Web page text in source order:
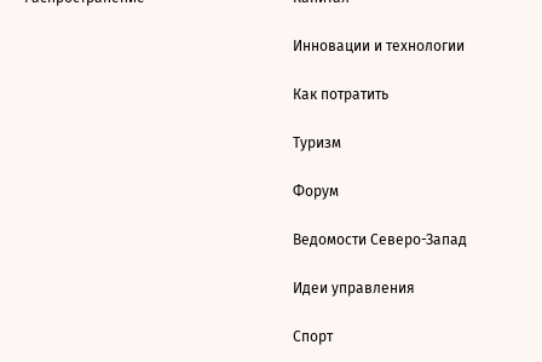
Инновации и технологии
Как потратить
Туризм
Форум
Ведомости Северо-Запад
Идеи управления
Спорт